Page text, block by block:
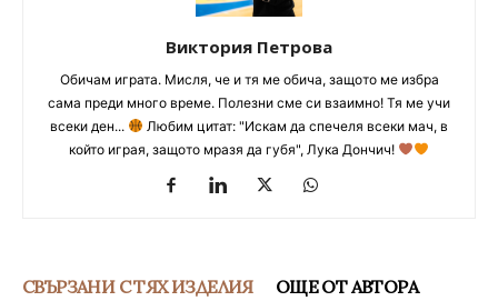
Виктория Петрова
Обичам играта. Мисля, че и тя ме обича, защото ме избра
сама преди много време. Полезни сме си взаимно! Тя ме учи
всеки ден...
Любим цитат: "Искам да спечеля всеки мач, в
който играя, защото мразя да губя", Лука Дончич!
СВЪРЗАНИ С ТЯХ ИЗДЕЛИЯ ОЩЕ ОТ АВТОРА